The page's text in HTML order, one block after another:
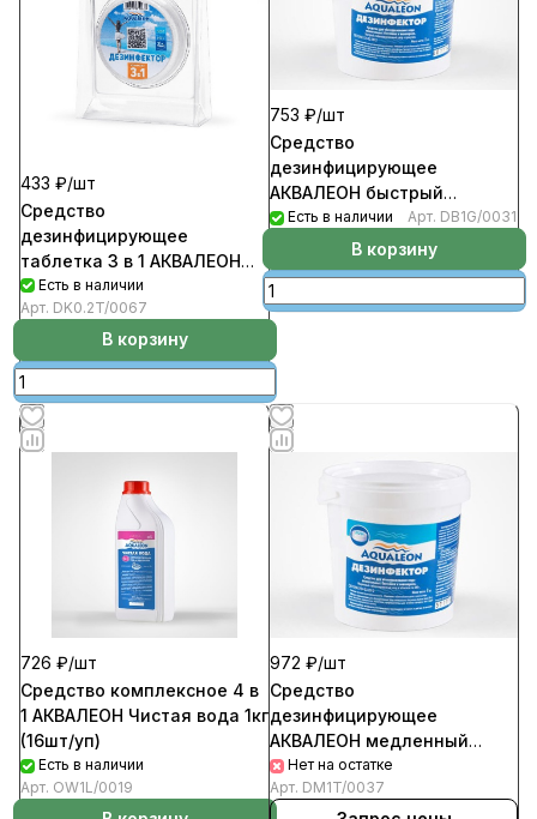
433 ₽/шт
Средство
дезинфицирующее
таблетка 3 в 1 АКВАЛЕОН
медленный
стабилизированный хлор
DK0.2T/0067
Есть в наличии
Арт. DK0.2T/0067
В корзину
753 ₽/шт
Средство
дезинфицирующее
АКВАЛЕОН быстрый
стабилизированный хлор
гранулы 1кг (6шт/уп)
Есть в наличии Арт. DB1G/0031
В корзину
726 ₽/шт
Средство комплексное 4 в
1 АКВАЛЕОН Чистая вода 1кг
(16шт/уп)
Есть в наличии
Арт. OW1L/0019
972 ₽/шт
Средство
дезинфицирующее
АКВАЛЕОН медленный
стабилизированный хлор
200г таблетка 1кг (6шт/уп)
Нет на остатке
Арт. DM1T/0037